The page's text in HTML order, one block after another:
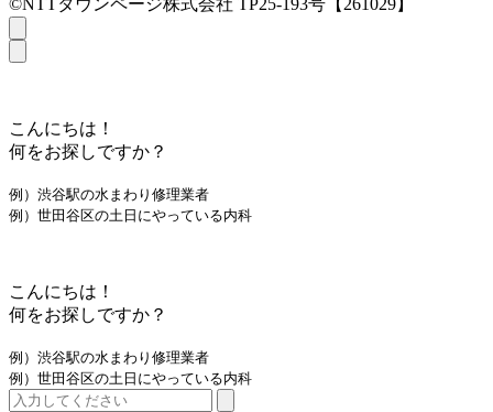
こんにちは！
何をお探しですか？
例）渋谷駅の水まわり修理業者
例）世田谷区の土日にやっている内科
こんにちは！
何をお探しですか？
例）渋谷駅の水まわり修理業者
例）世田谷区の土日にやっている内科